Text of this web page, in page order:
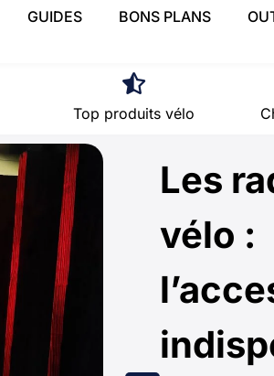
GUIDES BONS PLANS
Top produits vélo
Les
vélo :